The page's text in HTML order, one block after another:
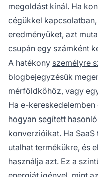
megoldást kínál. Ha
cégükkel
eredményüket, azt
csupán egy számként
A hatékony személyre
blogbejegyzésük
mérföldkőhöz, vagy
Ha e-
hogyan segített
konverzióikat. Ha
utalhat termékükre, és
használja azt. Ez a